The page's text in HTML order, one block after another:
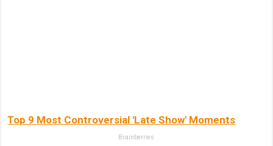
Top 9 Most Controversial 'Late Show' Moments
Brainberries